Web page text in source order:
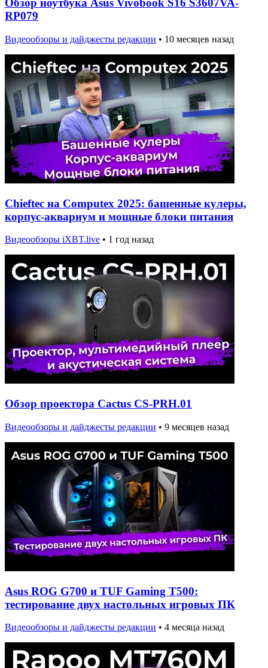
Обзор ноутбука Asus Vivobook S16 S3607VA-
RP079
Видеообзоры и дайджесты редакции • 10 месяцев назад
Chieftec на Computex 2025: башенные кулеры,
корпус-аквариум и мощные блоки питания
Видеообзоры iXBT.live • 1 год назад
Обзор проектора Cactus CS-PRH.01
Видеообзоры и дайджесты редакции • 9 месяцев назад
Asus ROG G700 и TUF Gaming T500:
тестирование двух настольных игровых ПК
Видеообзоры и дайджесты редакции • 4 месяца назад